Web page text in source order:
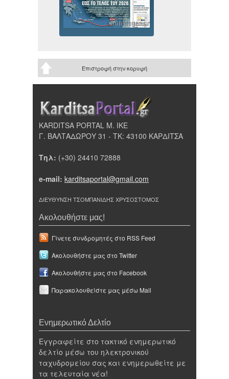
Επιστροφή στην κορυφή
KARDITSA PORTAL Μ. ΙΚΕ
Γ. ΒΑΛΤΑΔΩΡΟΥ 31 - ΤΚ: 43100 ΚΑΡΔΙΤΣΑ
Τηλ: (+30) 24410 72888
e-mail: karditsaportal@gmail.com
ΔΙΕΥΘΥΝΣΗ ΤΣΟΜΠΑΝΙΔΗΣ ΧΡΥΣΟΣΤΟΜΟΣ
Ακολουθήστε μας!
Γίνετε συνδρομητές στο RSS Feed
Ακολουθήστε μας στο Twitter
Ακολουθήστε μας στο Facebook
Παρακολουθείστε μας μέσω Mail
Ενημερωτικό Δελτίο
Εγγραφείτε στο τακτικό ενημερωτικό
δελτίο μέσω του ηλεκτρονικού
ταχυδρομείου σας και ενημερωθείτε με
τα τελευταία νέα!